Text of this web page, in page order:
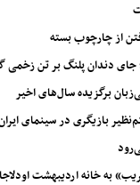
از چارچوب بسته
دندان پلنگ بر تن زخمی
بازیگری در سینمای
به خانه اردیبهشت